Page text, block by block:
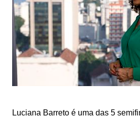
Luciana Barreto é uma das 5